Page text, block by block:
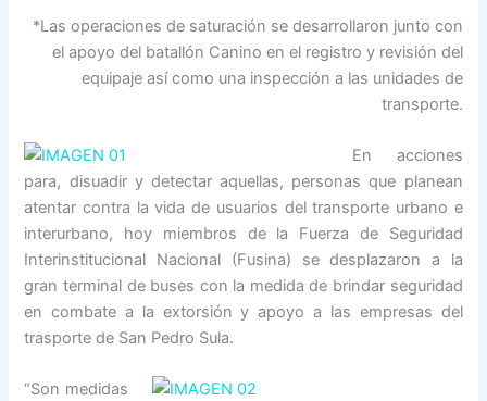
*Las operaciones de saturación se desarrollaron junto con
el apoyo del batallón Canino en el registro y revisión del
equipaje así como una inspección a las unidades de
transporte.
En acciones
para, disuadir y detectar aquellas, personas que planean
atentar contra la vida de usuarios del transporte urbano e
interurbano, hoy miembros de la Fuerza de Seguridad
Interinstitucional Nacional (Fusina) se desplazaron a la
gran terminal de buses con la medida de brindar seguridad
en combate a la extorsión y apoyo a las empresas del
trasporte de San Pedro Sula.
“Son medidas